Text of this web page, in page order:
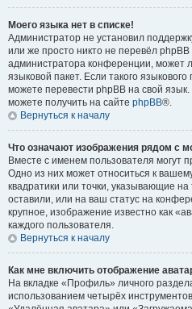
Моего языка нет в списке!
Администратор не установил
или же просто никто не перевёл
администратора конференции, может
языковой пакет. Если такого
можете перевести phpBB на свой
можете получить на сайте phpBB®.
Вернуться к началу
Что означают изображения рядом с
Вместе с именем пользователя могут
Одно из них может относиться к
квадратики или точки, указывающие
оставили, или на ваш статус на
крупное, изображение известно как
каждого пользователя.
Вернуться к началу
Как мне включить отображение
На вкладке «Профиль» личного
использованием четырёх